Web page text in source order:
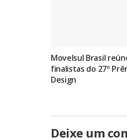
Movelsul Brasil
finalistas do 27º
Design
Deixe um